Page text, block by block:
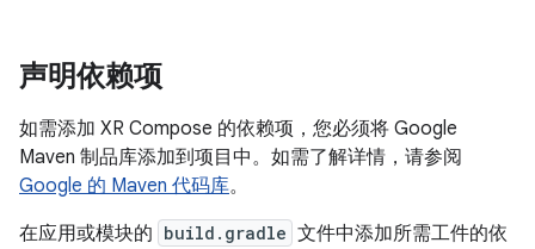
声明依赖项
如需添加 XR Compose 的依赖项，您必须将 Google
Maven 制品库添加到项目中。如需了解详情，请参阅
Google 的 Maven 代码库。
在应用或模块的 build.gradle 文件中添加所需工件的依